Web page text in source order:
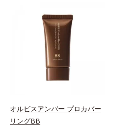
オルビスアンバー プロカバー
リングBB